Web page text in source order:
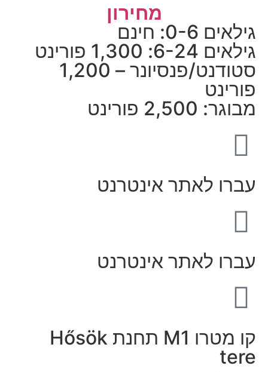
מחירון
גילאים 0-6: חינם
גילאים 6-24: 1,300 פורינט
סטודנט/פנסיונר – 1,200
פורינט
מבוגר: 2,500 פורינט
עברו לאתר אינטרנט
עברו לאתר אינטרנט
קו מטרו M1 תחנת Hősök
tere